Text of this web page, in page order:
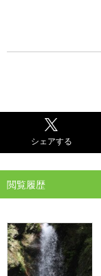
シェアする
閲覧履歴